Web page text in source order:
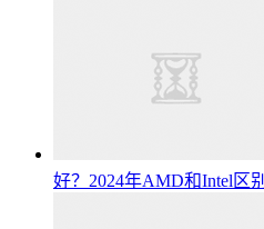
好？2024年AMD和Intel区